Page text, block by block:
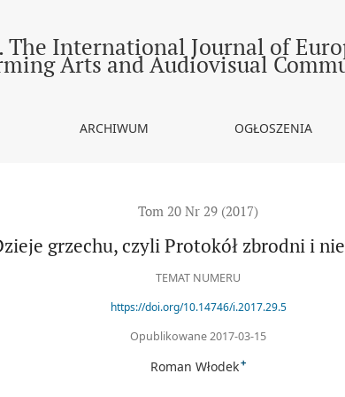
The International Journal of
Arts and Audiovisual
ARCHIWUM OGŁOSZENIA
Tom 20 Nr 29 (2017)
grzechu, czyli Protokół zbrodni i
TEMAT NUMERU
https://doi.org/10.14746/i.2017.29.5
Opublikowane 2017-03-15
Roman Włodek+